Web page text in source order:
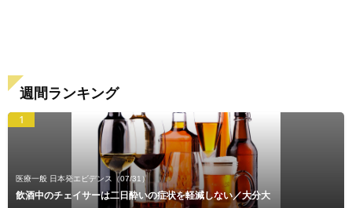
週間ランキング
1
医療一般 日本発エビデンス （07/31）
飲酒中のチェイサーは二日酔いの症状を軽減しない／大分大